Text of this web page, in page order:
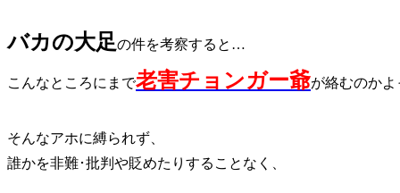
バカの大足の件を考察すると…
こんなところにまで老害チョンガー爺が絡むのかよ
そんなアホに縛られず、
誰かを非難･批判や貶めたりすることなく、